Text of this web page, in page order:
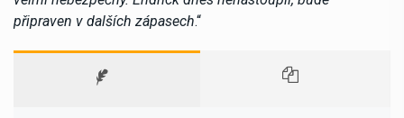
připraven v dalších zápasech.“